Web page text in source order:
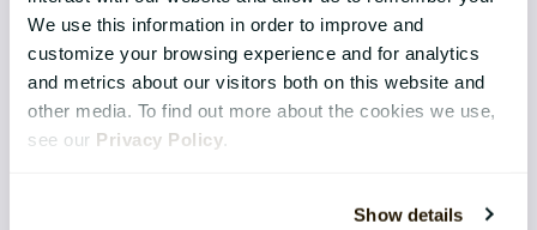
We use this information in order to improve and
customize your browsing experience and for analytics
and metrics about our visitors both on this website and
other media. To find out more about the cookies we use,
see our Privacy Policy
Show details
Sikkerhet
Integrasjoner
Software as a Service (SaaS)